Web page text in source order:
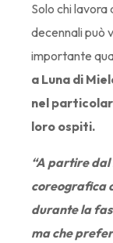
Solo chi
decennali può
importante
a Luna di
nel
loro ospiti.
“A partire
coreografica
durante la
ma che